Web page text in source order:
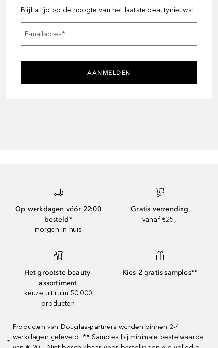
Blijf altijd op de hoogte van het laatste beautynieuws!
E-mailadres*
AANMELDEN
Op werkdagen vóór 22:00
besteld*
morgen in huis
Gratis verzending
vanaf €25,-
Het grootste beauty-
assortiment
keuze uit ruim 50.000
producten
Kies 2 gratis samples**
*
Producten van Douglas-partners worden binnen 2-4
werkdagen geleverd. ** Samples bij minimale bestelwaarde